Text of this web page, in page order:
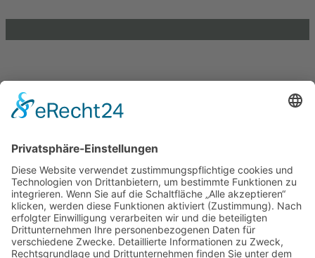
Online-Einkäufe. Ganz ohne Mehrkosten.
Kontakt
Impressum